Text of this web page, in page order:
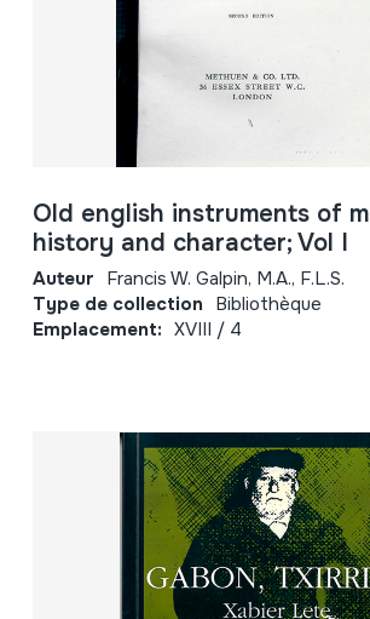
Old english instruments of
history and character; Vol I
Auteur Francis W. Galpin, M.A., F.L.S.
Type de collection Bibliothèque
Emplacement: XVIII / 4